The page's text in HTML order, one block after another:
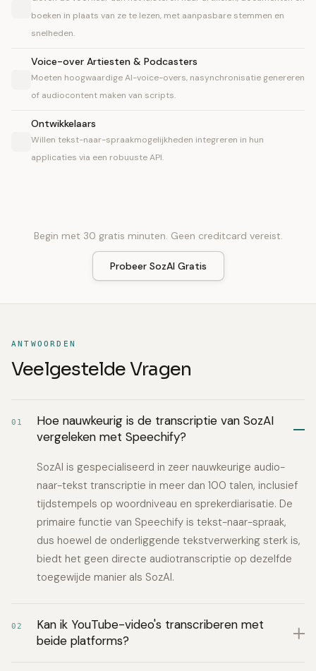
boeken in plaats van ze te lezen, met aanpasbare stemmen en
snelheden.
Voice-over Artiesten & Podcasters
Moeten hoogwaardige AI-voice-overs, nasynchronisatie genereren
of audiocontent maken van scripts.
Ontwikkelaars
Willen tekst-naar-spraakmogelijkheden integreren in hun
applicaties via een robuuste API.
Begin met 30 gratis minuten. Geen creditcard vereist.
Probeer SozAI Gratis
ANTWOORDEN
Veelgestelde Vragen
01
Hoe nauwkeurig is de transcriptie van SozAI
vergeleken met Speechify?
SozAI is gespecialiseerd in zeer nauwkeurige audio-
naar-tekst transcriptie in meer dan 100 talen, inclusief
tijdstempels op woordniveau en sprekerdiarisatie. De
primaire functie van Speechify is tekst-naar-spraak,
dus hoewel de onderliggende tekstverwerking sterk is,
biedt het geen directe audiotranscriptie op dezelfde
toegewijde manier als SozAI.
02
Kan ik YouTube-video's transcriberen met
beide platforms?